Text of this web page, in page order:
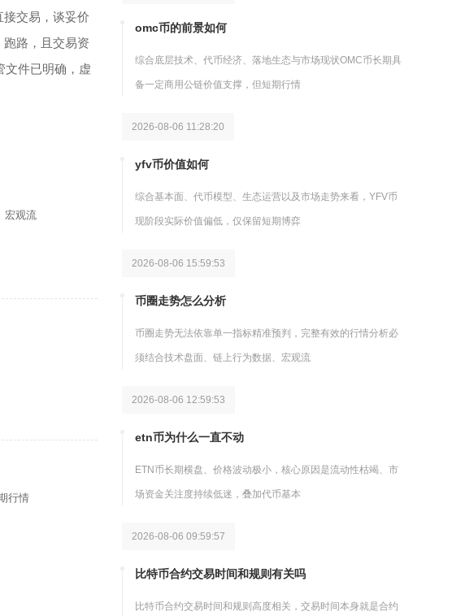
交易，谈妥价
路，且交易资
文件已明确，虚
宏观流
行情
omc币的前景如何
综合底层技术、代币经济、落地生态与市场现状OMC币长期具
备一定商用公链价值支撑，但短期行情
2026-08-06 11:28:20
yfv币价值如何
综合基本面、代币模型、生态运营以及市场走势来看，YFV币
现阶段实际价值偏低，仅保留短期博弈
2026-08-06 15:59:53
币圈走势怎么分析
币圈走势无法依靠单一指标精准预判，完整有效的行情分析必
须结合技术盘面、链上行为数据、宏观流
2026-08-06 12:59:53
etn币为什么一直不动
ETN币长期横盘、价格波动极小，核心原因是流动性枯竭、市
场资金关注度持续低迷，叠加代币基本
2026-08-06 09:59:57
比特币合约交易时间和规则有关吗
比特币合约交易时间和规则高度相关，交易时间本身就是合约